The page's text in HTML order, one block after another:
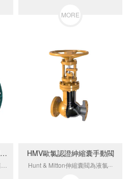
MORE
AVK-INTERAPP BIANCA襯氟蝶閥 HMV歐氯認證紳縮囊手動閥
Hunt & Mitton伸縮囊閥為液氯···